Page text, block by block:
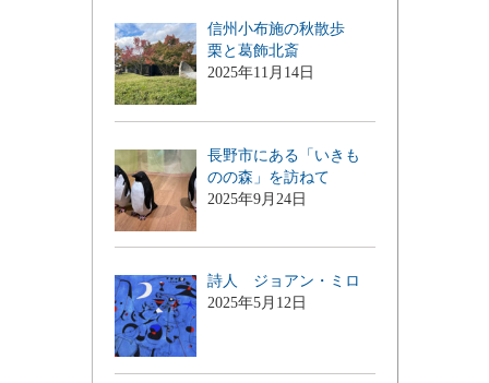
信州小布施の秋散歩
栗と葛飾北斎
2025年11月14日
長野市にある「いきも
のの森」を訪ねて
2025年9月24日
詩人 ジョアン・ミロ
2025年5月12日